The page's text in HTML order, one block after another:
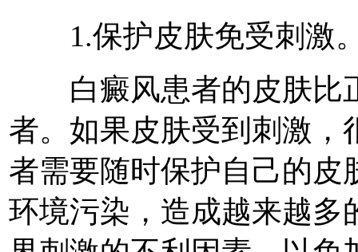
1.保护皮肤免受刺激
白癜风患者的皮肤比
者。如果皮肤受到刺激，
者需要随时保护自己的皮
环境污染，造成越来越多